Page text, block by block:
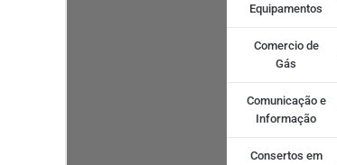
Equipamentos
Comercio de
Gás
Comunicação e
Informação
Consertos em